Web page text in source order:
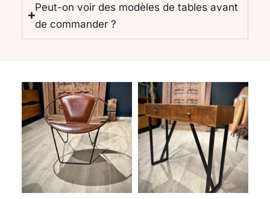
Peut-on voir des modèles de tables avant
de commander ?